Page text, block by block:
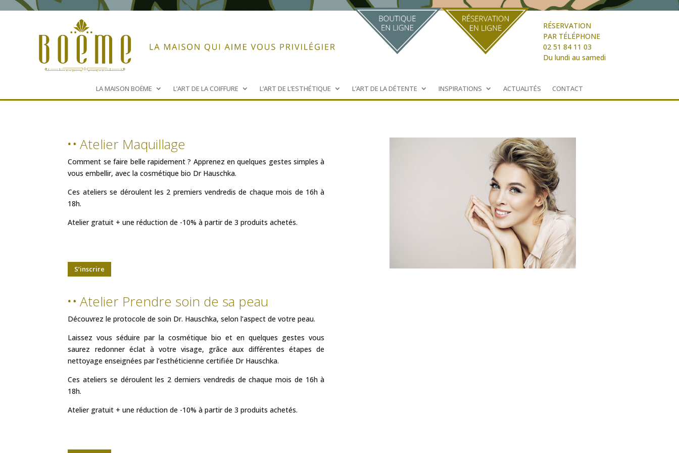
RÉSERVATION
PAR TÉLÉPHONE
02 51 84 11 03
Du lundi au samedi
LA MAISON BOËME L’ART DE LA COIFFURE L’ART DE L’ESTHÉTIQUE L’ART DE LA DÉTENTE INSPIRATIONS ACTUALITÉS CONTACT
Atelier Maquillage
Comment se faire belle rapidement ? Apprenez en quelques gestes simples à
vous embellir, avec la cosmétique bio Dr Hauschka.
Ces ateliers se déroulent les 2 premiers vendredis de chaque mois de 16h à
18h.
Atelier gratuit + une réduction de -10% à partir de 3 produits achetés.
S’inscrire
Atelier Prendre soin de sa peau
Découvrez le protocole de soin Dr. Hauschka, selon l’aspect de votre peau.
Laissez vous séduire par la cosmétique bio et en quelques gestes vous
saurez redonner éclat à votre visage, grâce aux différentes étapes de
nettoyage enseignées par l’esthéticienne certifiée Dr Hauschka.
Ces ateliers se déroulent les 2 derniers vendredis de chaque mois de 16h à
18h.
Atelier gratuit + une réduction de -10% à partir de 3 produits achetés.